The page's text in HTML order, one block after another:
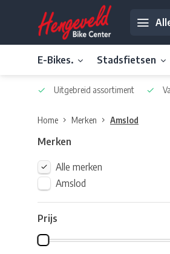
E-Bikes. Stadsfietsen
Uitgebreid assortiment
Home Merken Amslod
Merken
Alle merken
Amslod
Prijs